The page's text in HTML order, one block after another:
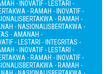
- INOVATIF - LESTARI -
- RAMAH - INOVATIF -
BERTAKWA - RAMAH -
- NASIONALISBERTAKWA -
- AMANAH -
- LESTARI - INTEGRITAS -
- INOVATIF - LESTARI -
- RAMAH - INOVATIF -
BERTAKWA - RAMAH -